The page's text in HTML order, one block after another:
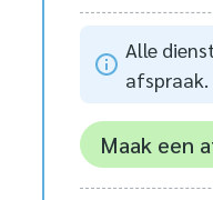
Alle
afspraak.
Maak een